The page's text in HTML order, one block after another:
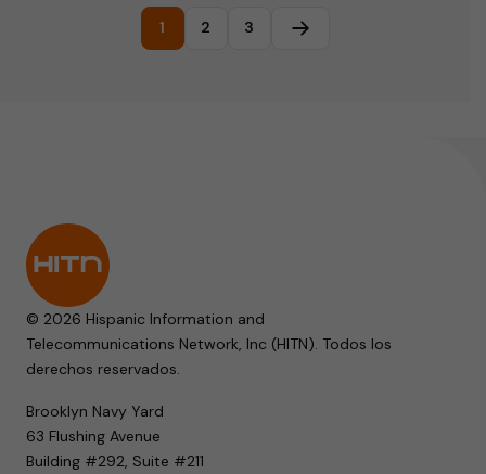
1 2 3 Página siguiente
© 2026 Hispanic Information and
Telecommunications Network, Inc (HITN). Todos los
derechos reservados.
Brooklyn Navy Yard
63 Flushing Avenue
Building #292, Suite #211